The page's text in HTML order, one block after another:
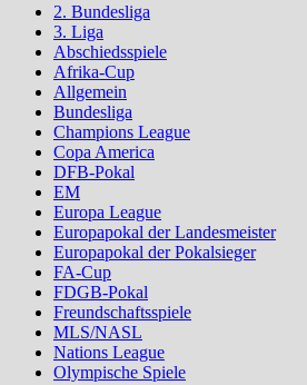
2. Bundesliga
3. Liga
Abschiedsspiele
Afrika-Cup
Allgemein
Bundesliga
Champions League
Copa America
DFB-Pokal
EM
Europa League
Europapokal der Landesmeister
Europapokal der Pokalsieger
FA-Cup
FDGB-Pokal
Freundschaftsspiele
MLS/NASL
Nations League
Olympische Spiele